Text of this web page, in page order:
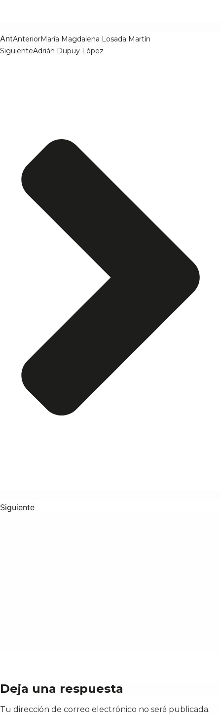
AntAnteriorMaría Magdalena Losada Martín
SiguienteAdrián Dupuy López
Siguiente
Deja una respuesta
Tu dirección de correo electrónico no será publicada.